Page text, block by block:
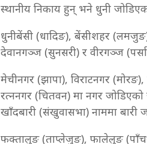
स्थानीय निकाय हुन् भने धुनी
धुनीबेंसी (धादिङ), बेंसीशहर
देवानगञ्ज (सुनसरी) र वीरगञ्ज
मेचीनगर (झापा), विराटनगर
रत्ननगर (चितवन) मा नगर जोडिएको
खाँदबारी (संखुवासभा) नाममा बारी
फक्तालुङ (ताप्लेजुङ), फालेलुङ